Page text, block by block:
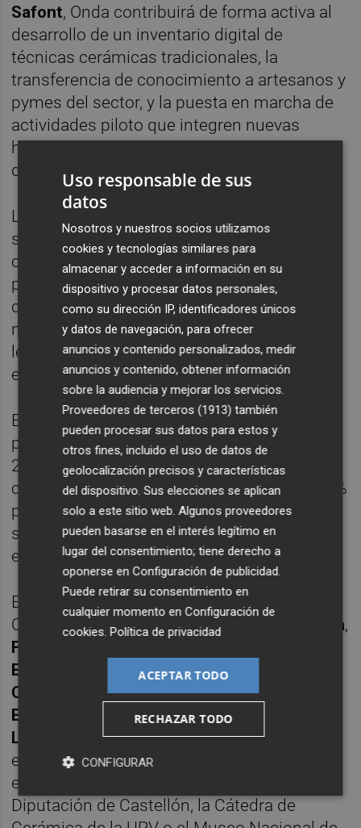
Safont, Onda contribuirá de forma activa al
desarrollo de un inventario digital de
técnicas cerámicas tradicionales, la
transferencia de conocimiento a artesanos y
pymes del sector, y la puesta en marcha de
actividades piloto que integren nuevas
herramientas tecnológicas en procesos
decorativos tradicionales.
La alcaldesa,
subrayado: "Este proyecto nos permite
combinar tradición y tecnología para
proyectar la cerámica de Onda como motor
cultural y económico. Es un paso más en
nuestro compromiso por preservar nuestro
legado cerámico y seguir siendo referentes
en innovación dentro del sector".
El proyecto Ceramic+ tiene una duración
prevista de 36 meses, desde el 1 de junio de
2025 hasta el 31 de mayo de 2028, y cuenta
con un presupuesto cofinanciado en un 75 %
por el programa Feder. En el caso de Onda,
se ha concedido una ayuda de 75.535,50
euros.
El consorcio internacional que acompaña a
Onda está formado por entidades de
España,
Francia
Escola d'Art i Superior de Disseny de
Castelló
, la empresaCEVICA S.L.
Européen de la Céramique, la
Limoges
o laMairie de Martres-Tolosane
entre otras. Además, el proyecto cuenta con
el respaldo de socios asociados como la
Diputación de Castellón, la Cátedra de
Uso responsable de sus
datos
Nosotros y nuestros socios utilizamos
cookies y tecnologías similares para
almacenar y acceder a información en su
dispositivo y procesar datos personales,
como su dirección IP, identificadores únicos
y datos de navegación, para ofrecer
anuncios y contenido personalizados, medir
anuncios y contenido, obtener información
sobre la audiencia y mejorar los servicios.
Proveedores de terceros (1913) también
pueden procesar sus datos para estos y
otros fines, incluido el uso de datos de
geolocalización precisos y características
del dispositivo. Sus elecciones se aplican
solo a este sitio web. Algunos proveedores
pueden basarse en el interés legítimo en
lugar del consentimiento; tiene derecho a
oponerse enConfiguración de publicidad
Puede retirar su consentimiento en
cualquier momento enConfiguración de
cookies .Política de privacidad
ACEPTAR TODO
RECHAZAR TODO
CONFIGURAR